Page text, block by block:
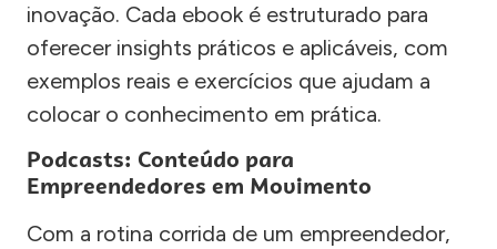
inovação. Cada ebook é estruturado para
oferecer insights práticos e aplicáveis, com
exemplos reais e exercícios que ajudam a
colocar o conhecimento em prática.
Podcasts: Conteúdo para
Empreendedores em Movimento
Com a rotina corrida de um empreendedor,